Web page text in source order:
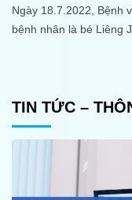
Ngày 18.7.2022, Bệnh
bệnh nhân là bé Liêng
TIN TỨC –